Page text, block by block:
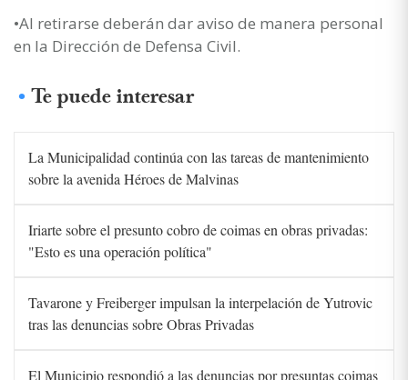
•Al retirarse deberán dar aviso de manera personal
en la Dirección de Defensa Civil.
Te puede interesar
La Municipalidad continúa con las tareas de mantenimiento
sobre la avenida Héroes de Malvinas
Iriarte sobre el presunto cobro de coimas en obras privadas:
"Esto es una operación política"
Tavarone y Freiberger impulsan la interpelación de Yutrovic
tras las denuncias sobre Obras Privadas
El Municipio respondió a las denuncias por presuntas coimas